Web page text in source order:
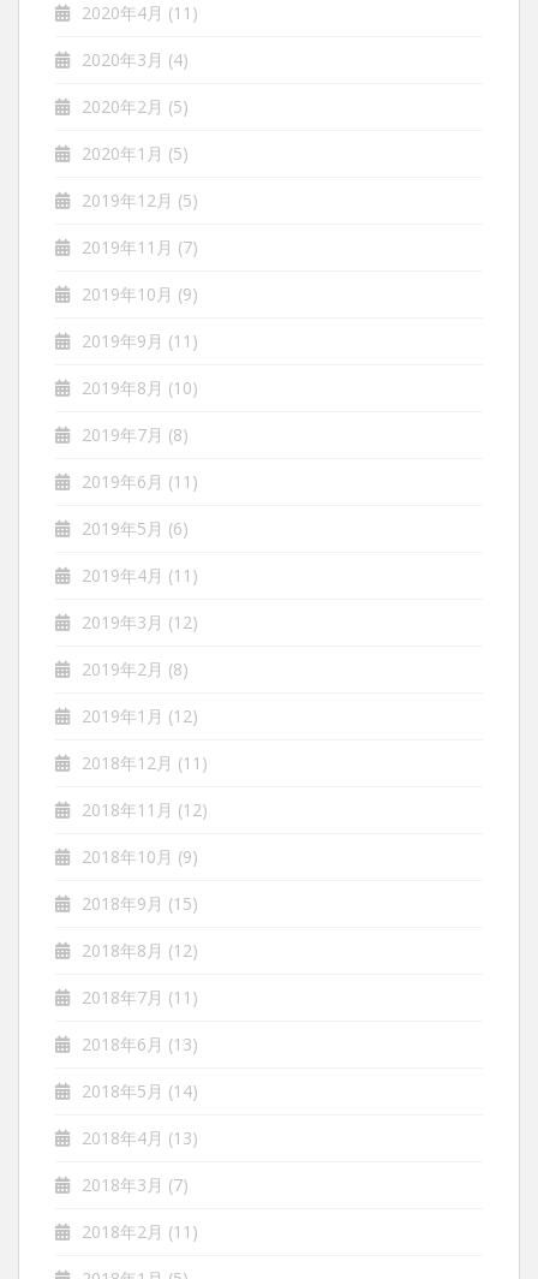
2020年4月 (11)
2020年3月 (4)
2020年2月 (5)
2020年1月 (5)
2019年12月 (5)
2019年11月 (7)
2019年10月 (9)
2019年9月 (11)
2019年8月 (10)
2019年7月 (8)
2019年6月 (11)
2019年5月 (6)
2019年4月 (11)
2019年3月 (12)
2019年2月 (8)
2019年1月 (12)
2018年12月 (11)
2018年11月 (12)
2018年10月 (9)
2018年9月 (15)
2018年8月 (12)
2018年7月 (11)
2018年6月 (13)
2018年5月 (14)
2018年4月 (13)
2018年3月 (7)
2018年2月 (11)